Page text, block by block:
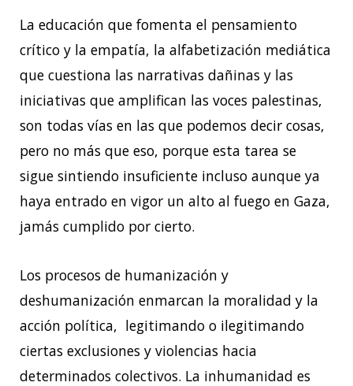
La educación que fomenta el pensamiento
crítico y la empatía, la alfabetización mediática
que cuestiona las narrativas dañinas y las
iniciativas que amplifican las voces palestinas,
son todas vías en las que podemos decir cosas,
pero no más que eso, porque esta tarea se
sigue sintiendo insuficiente incluso aunque ya
haya entrado en vigor un alto al fuego en Gaza,
jamás cumplido por cierto.
Los procesos de humanización y
deshumanización enmarcan la moralidad y la
acción política, legitimando o ilegitimando
ciertas exclusiones y violencias hacia
determinados colectivos. La inhumanidad es